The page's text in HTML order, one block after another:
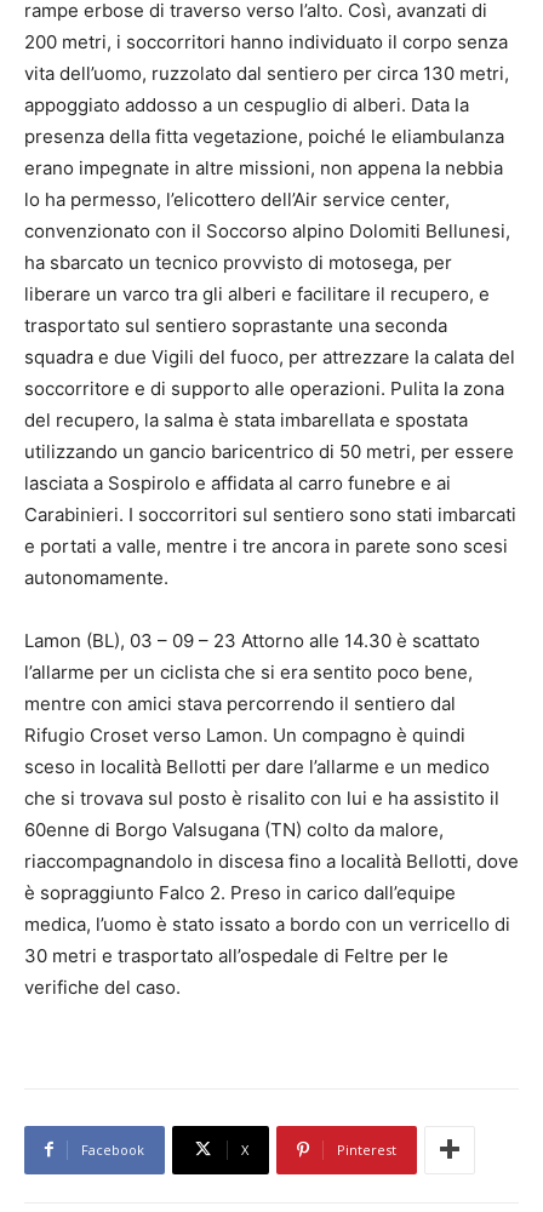
rampe erbose di traverso verso l’alto. Così, avanzati di
200 metri, i soccorritori hanno individuato il corpo senza
vita dell’uomo, ruzzolato dal sentiero per circa 130 metri,
appoggiato addosso a un cespuglio di alberi. Data la
presenza della fitta vegetazione, poiché le eliambulanza
erano impegnate in altre missioni, non appena la nebbia
lo ha permesso, l’elicottero dell’Air service center,
convenzionato con il Soccorso alpino Dolomiti Bellunesi,
ha sbarcato un tecnico provvisto di motosega, per
liberare un varco tra gli alberi e facilitare il recupero, e
trasportato sul sentiero soprastante una seconda
squadra e due Vigili del fuoco, per attrezzare la calata del
soccorritore e di supporto alle operazioni. Pulita la zona
del recupero, la salma è stata imbarellata e spostata
utilizzando un gancio baricentrico di 50 metri, per essere
lasciata a Sospirolo e affidata al carro funebre e ai
Carabinieri. I soccorritori sul sentiero sono stati imbarcati
e portati a valle, mentre i tre ancora in parete sono scesi
autonomamente.
Lamon (BL), 03 – 09 – 23 Attorno alle 14.30 è scattato
l’allarme per un ciclista che si era sentito poco bene,
mentre con amici stava percorrendo il sentiero dal
Rifugio Croset verso Lamon. Un compagno è quindi
sceso in località Bellotti per dare l’allarme e un medico
che si trovava sul posto è risalito con lui e ha assistito il
60enne di Borgo Valsugana (TN) colto da malore,
riaccompagnandolo in discesa fino a località Bellotti, dove
è sopraggiunto Falco 2. Preso in carico dall’equipe
medica, l’uomo è stato issato a bordo con un verricello di
30 metri e trasportato all’ospedale di Feltre per le
verifiche del caso.
Facebook X Pinterest